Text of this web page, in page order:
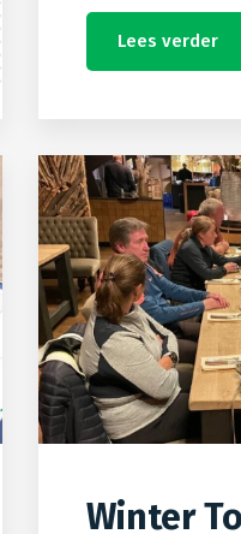
Lees verder
Winter